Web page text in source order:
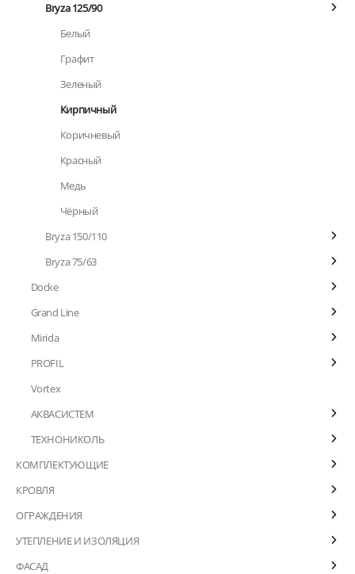
Bryza 125/90
Белый
Графит
Зеленый
Кирпичный
Коричневый
Красный
Медь
Чёрный
Bryza 150/110
Bryza 75/63
Docke
Grand Line
Mirida
PROFIL
Vortex
АКВАСИСТЕМ
ТЕХНОНИКОЛЬ
КОМПЛЕКТУЮЩИЕ
КРОВЛЯ
ОГРАЖДЕНИЯ
УТЕПЛЕНИЕ И ИЗОЛЯЦИЯ
ФАСАД